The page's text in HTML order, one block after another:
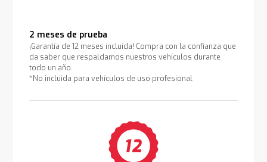
2 meses de prueba
¡Garantía de 12 meses incluida! Compra con la confianza que
da saber que respaldamos nuestros vehículos durante
todo un año.
*No incluida para vehículos de uso profesional